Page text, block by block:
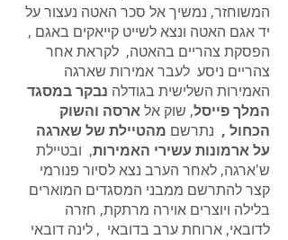
המשוחזר, נמשיך אל סכר האטה נעצור על
יד אגם האטה ונצא לשייט קייאקים באגם ,
הפסקת צהריים בהאטה, לקראת אחר
צהריים ניסע לעבר אמירות שארגה
האמירות השלישית בגודלה נבקר במסגד
המלך פייסל, שוק אלארסה והשוק
הכחול , נתרשם מהטיילת של שארגה
על ארמונות עשירי האמירות, ובטיילת
ש'ארגה, לאחר הערב נצא לסיור פנורמי
קצר להתרשם ממבני המסגדים המוארים
בלילה ויוצרים אוירה מרתקת, חזרה
לדובאי, ארוחת ערב בדובאי , לינה דובאי